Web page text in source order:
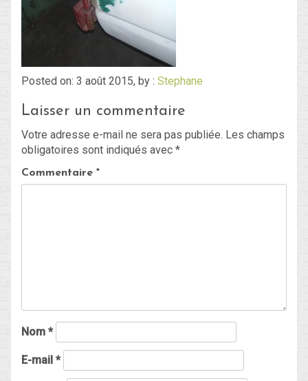
Blog
Non classé
Connexion
Flux des publications
Posted on: 3 août 2015, by : Stephane
Laisser un commentaire
Votre adresse e-mail ne sera pas publiée. Les champs
obligatoires sont indiqués avec *
Commentaire *
Nom *
E-mail *